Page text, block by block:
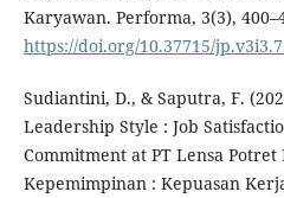
Karyawan. Performa, 3(3),
https://doi.org/10.37715/
Sudiantini, D., & Saputra, F.
Leadership Style : Job
Commitment at PT Lensa
Kepemimpinan : Kepuasan